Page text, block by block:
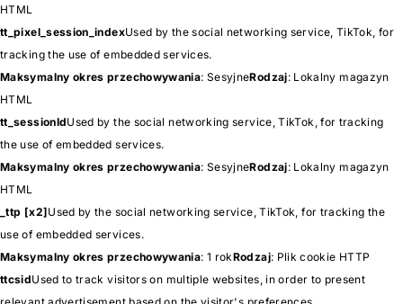
HTML
tt_pixel_session_indexUsed by the social networking service, TikTok, for
tracking the use of embedded services.
Maksymalny okres przechowywania: SesyjneRodzaj: Lokalny magazyn
HTML
tt_sessionIdUsed by the social networking service, TikTok, for tracking
the use of embedded services.
Maksymalny okres przechowywania: SesyjneRodzaj: Lokalny magazyn
HTML
_ttp [x2]Used by the social networking service, TikTok, for tracking the
use of embedded services.
Maksymalny okres przechowywania: 1 rokRodzaj: Plik cookie HTTP
ttcsidUsed to track visitors on multiple websites, in order to present